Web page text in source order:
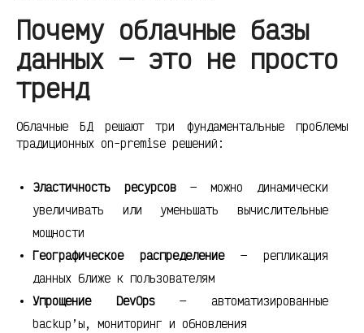
Почему облачные базы
данных — это не просто
тренд
Облачные БД решают три фундаментальные проблемы
традиционных on-premise решений:
Эластичность ресурсов— можно динамически
увеличивать или уменьшать вычислительные
мощности
Географическое распределение— репликация
данных ближе к пользователям
Упрощение DevOps— автоматизированные
backup’ы, мониторинг и обновления